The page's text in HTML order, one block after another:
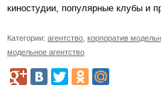
киностудии, популярные клубы и
Категории: агентство корпоратив
модельное агентство